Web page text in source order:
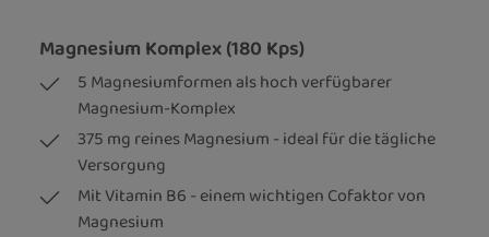
Magnesium Komplex (180 Kps)
5 Magnesiumformen als hoch verfügbarer
Magnesium-Komplex
375 mg reines Magnesium - ideal für die tägliche
Versorgung
Mit Vitamin B6 - einem wichtigen Cofaktor von
Magnesium